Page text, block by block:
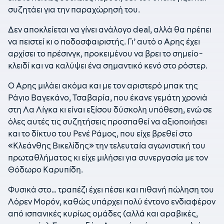
συζητάει για την παραχώρησή του.
Δεν αποκλείεται να γίνει ανάλογο deal, αλλά θα πρέπει
να πειστεί κι ο ποδοσφαιριστής. Γι’ αυτό ο Αρης έχει
αρχίσει το πρέσινγκ, προκειμένου να βρει το σημείο-
κλειδί και να καλύψει ένα σημαντικό κενό στο ρόστερ.
Ο Αρης μιλάει ακόμα και με τον αριστερό μπακ της
Ράγιο Βαγεκάνο, Τσαβαρία, που έκανε γεμάτη χρονιά
στη Λα Λίγκα κι είναι εξίσου δύσκολη υπόθεση, ενώ σε
όλες αυτές τις συζητήσεις προσπαθεί να αξιοποιήσει
και το δίκτυο του Ρενέ Ράμος, που είχε βρεθεί στο
«Κλεάνθης Βικελίδης» την τελευταία αγωνιστική του
πρωταθλήματος κι είχε μιλήσει για συνεργασία με τον
Θόδωρο Καρυπίδη.
Φυσικά στο… τραπέζι έχει πέσει και πιθανή πώληση του
Λόρεν Μορόν, καθώς υπάρχει πολύ έντονο ενδιαφέρον
από ισπανικές κυρίως ομάδες (αλλά και αραβικές,